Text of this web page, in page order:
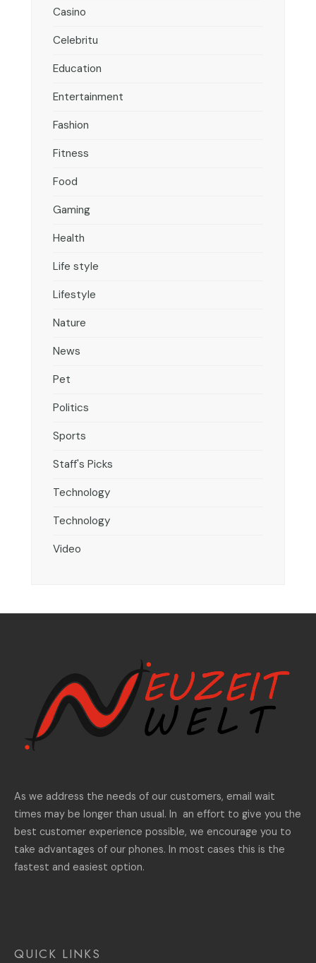
Casino
Celebritu
Education
Entertainment
Fashion
Fitness
Food
Gaming
Health
Life style
Lifestyle
Nature
News
Pet
Politics
Sports
Staff's Picks
Technology
Technology
Video
As we address the needs of our customers, email wait
times may be longer than usual. In an effort to give you the
best customer experience possible, we encourage you to
take advantages of our phones. In most cases this is the
fastest and easiest option.
QUICK LINKS